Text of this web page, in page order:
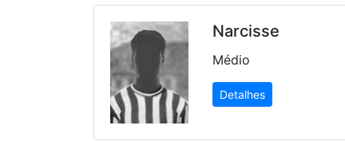
Narcisse
Médio
Detalhes